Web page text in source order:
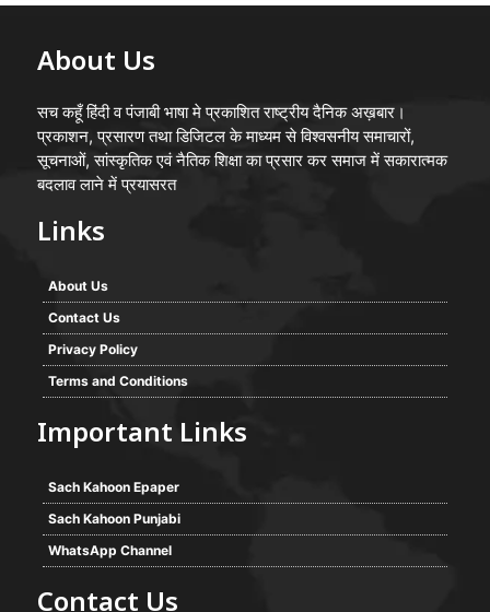
About Us
सच कहूँ हिंदी व पंजाबी भाषा मे प्रकाशित राष्ट्रीय दैनिक अख़बार।
प्रकाशन, प्रसारण तथा डिजिटल के माध्यम से विश्वसनीय समाचारों,
सूचनाओं, सांस्कृतिक एवं नैतिक शिक्षा का प्रसार कर समाज में सकारात्मक
बदलाव लाने में प्रयासरत
Links
About Us
Contact Us
Privacy Policy
Terms and Conditions
Important Links
Sach Kahoon Epaper
Sach Kahoon Punjabi
WhatsApp Channel
Contact Us